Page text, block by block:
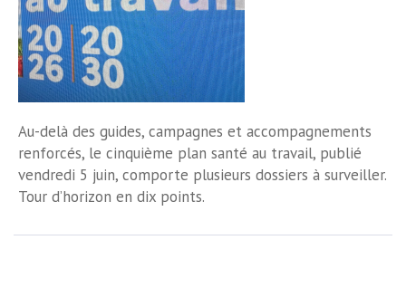
Au-delà des guides, campagnes et accompagnements
renforcés, le cinquième plan santé au travail, publié
vendredi 5 juin, comporte plusieurs dossiers à surveiller.
Tour d’horizon en dix points.